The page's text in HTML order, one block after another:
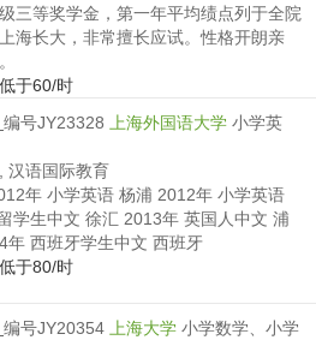
三等奖学金，第一年平均绩点列于全院
海长大，非常擅长应试。性格开朗亲
于60/时
编号JY23328 上海外国语大学 小学英
汉语国际教育
年 小学英语 杨浦 2012年 小学英语
学生中文 徐汇 2013年 英国人中文 浦
年 西班牙学生中文 西班牙
于80/时
编号JY20354 上海大学 小学数学、小学